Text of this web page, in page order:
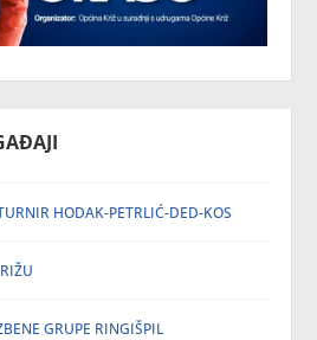
HODAK-PETRLIĆ-DED-KOS
GRUPE RINGIŠPIL